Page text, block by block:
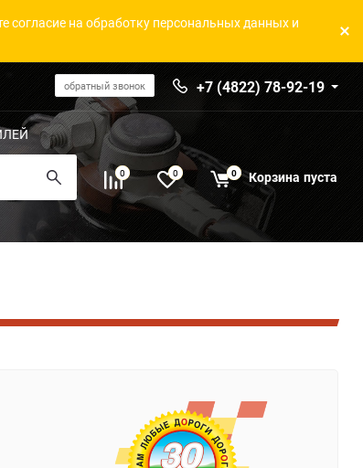
на обработку персональных данных и
обратный звонок +7 (4822) 78-92-19
0 0 0 Корзина пуста